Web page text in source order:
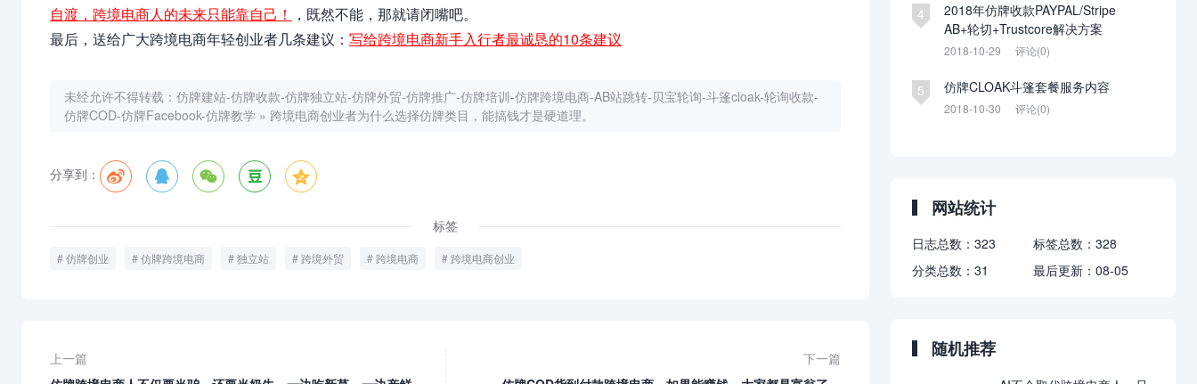
自渡，跨境电商人的未来只能靠自己！
，既然不能，那就请闭嘴吧。
最后，送给广大跨境电商年轻创业者几条建议： 写给跨境电商新手入行者最诚恳的10条建议
未经允许不得转载： 仿牌建站-仿牌收款-仿牌独立站-仿牌外贸-仿牌推广-仿牌培训-仿牌跨境电商-AB站跳转-贝宝轮询-斗篷cloak-轮询收款-
仿牌COD-仿牌Facebook-仿牌教学 » 跨境电商创业者为什么选择仿牌类目，能搞钱才是硬道理。
分享到：
标签
仿牌创业 仿牌跨境电商 独立站 跨境外贸 跨境电商 跨境电商创业
上一篇
下一篇
4
2018年仿牌收款PAYPAL/Stripe
AB+轮切+Trustcore解决方案
2018-10-29 评论(0)
5 仿牌CLOAK斗篷套餐服务内容
2018-10-30 评论(0)
网站统计
日志总数： 323 标签总数： 328
分类总数： 31 最后更新： 08-05
随机推荐